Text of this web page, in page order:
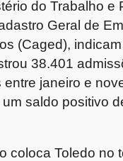
do Trabalho e
Geral de
(Caged),
38.401
janeiro e
saldo positivo
coloca Toledo no